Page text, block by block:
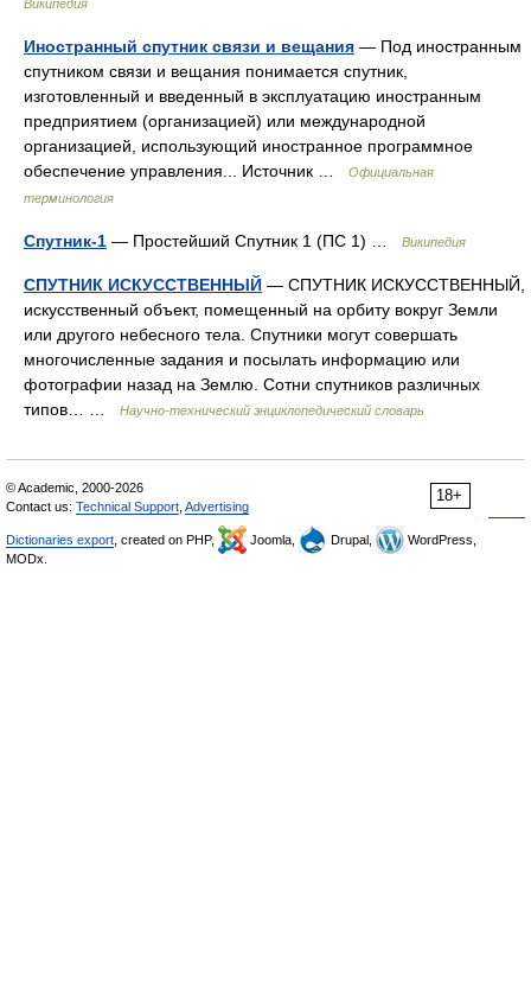
Википедия
Иностранный спутник связи и вещания — Под иностранным
спутником связи и вещания понимается спутник,
изготовленный и введенный в эксплуатацию иностранным
предприятием (организацией) или международной
организацией, использующий иностранное программное
обеспечение управления... Источник …
Официальная
терминология
Спутник-1 — Простейший Спутник 1 (ПС 1) … Википедия
СПУТНИК ИСКУССТВЕННЫЙ — СПУТНИК ИСКУССТВЕННЫЙ,
искусственный объект, помещенный на орбиту вокруг Земли
или другого небесного тела. Спутники могут совершать
многочисленные задания и посылать информацию или
фотографии назад на Землю. Сотни спутников различных
типов… …
Научно-технический энциклопедический словарь
18+
© Academic, 2000-2026
Contact us: Technical Support Advertising
Dictionaries export , created on PHP, Joomla, Drupal,
WordPress,
MODx.